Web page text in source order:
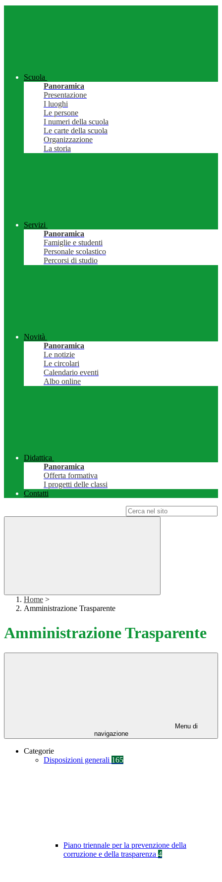
Scuola
Panoramica
Presentazione
I luoghi
Le persone
I numeri della scuola
Le carte della scuola
Organizzazione
La storia
Servizi
Panoramica
Famiglie e studenti
Personale scolastico
Percorsi di studio
Novità
Panoramica
Le notizie
Le circolari
Calendario eventi
Albo online
Didattica
Panoramica
Offerta formativa
I progetti delle classi
Contatti
Home >
Amministrazione Trasparente
Amministrazione Trasparente
Menu di
navigazione
Categorie
Disposizioni generali 165
Piano triennale per la prevenzione della
corruzione e della trasparenza 4